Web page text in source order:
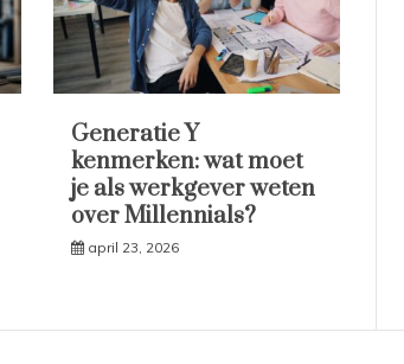
Generatie Y
kenmerken: wat moet
je als werkgever weten
over Millennials?
april 23, 2026